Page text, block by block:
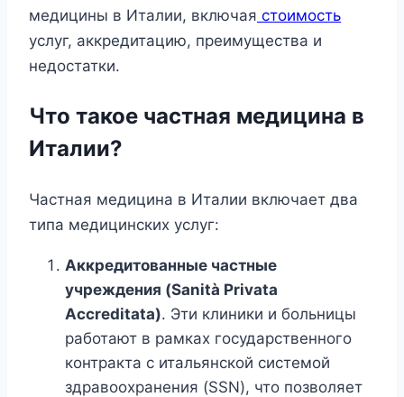
медицины в Италии, включая стоимость
услуг, аккредитацию, преимущества и
недостатки.
Что такое частная медицина в
Италии?
Частная медицина в Италии включает два
типа медицинских услуг:
Аккредитованные частные
учреждения (Sanità Privata
Accreditata). Эти клиники и больницы
работают в рамках государственного
контракта с итальянской системой
здравоохранения (SSN), что позволяет